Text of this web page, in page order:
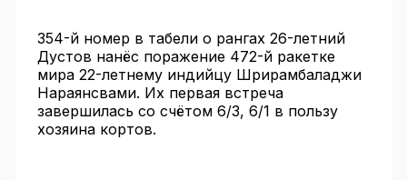
354-й номер в табели о рангах 26-летний
Дустов нанёс поражение 472-й ракетке
мира 22-летнему индийцу Шрирамбаладжи
Нараянсвами. Их первая встреча
завершилась со счётом 6/3, 6/1 в пользу
хозяина кортов.